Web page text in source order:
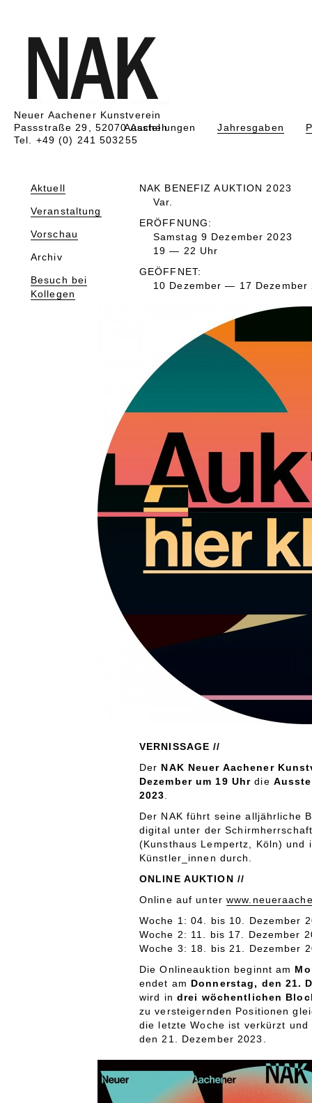
Neuer Aachener Kunstverein
Passstraße 29, 52070 Aachen
Tel. +49 (0) 241 503255
Ausstellungen Jahresgaben
Aktuell
Veranstaltung
Vorschau
Archiv
Besuch bei
Kollegen
NAK BENEFIZ AUKTION 2023
Var.
ERÖFFNUNG:
Samstag 9 Dezember 2023
19 — 22 Uhr
GEÖFFNET:
10 Dezember — 17 Dezember
VERNISSAGE //
Der NAK Neuer Aachener
Dezember um 19 Uhr die
2023
Der NAK führt seine alljährliche
digital unter der
(Kunsthaus Lempertz, Köln) und
Künstler_innen durch.
ONLINE AUKTION //
Online auf unter
Woche 1: 04. bis 10. Dezember
Woche 2: 11. bis 17. Dezember
Woche 3: 18. bis 21. Dezember
Die Onlineauktion beginnt am
endet am Donnerstag, den 21.
wird in drei wöchentlichen
zu versteigernden Positionen
die letzte Woche ist verkürzt
den 21. Dezember 2023.